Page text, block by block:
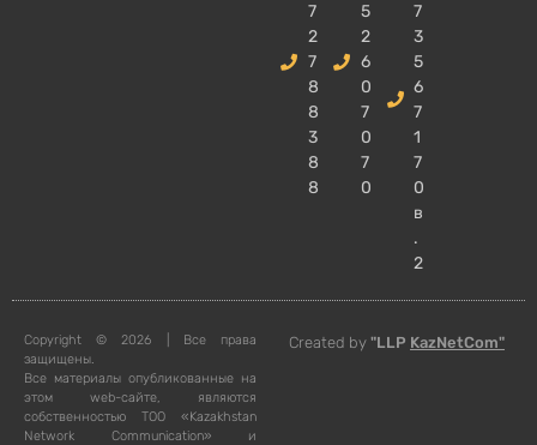
7
2
7
8
8
3
8
8
5
2
6
0
7
0
7
0
7
3
5
6
7
1
7
0
в
.
2
Copyright © 2026 | Все права
защищены.
Все материалы опубликованные на
этом web-сайте, являются
собственностью ТОО «Kazakhstan
Network Communication» и
Created by "LLP KazNetCom"